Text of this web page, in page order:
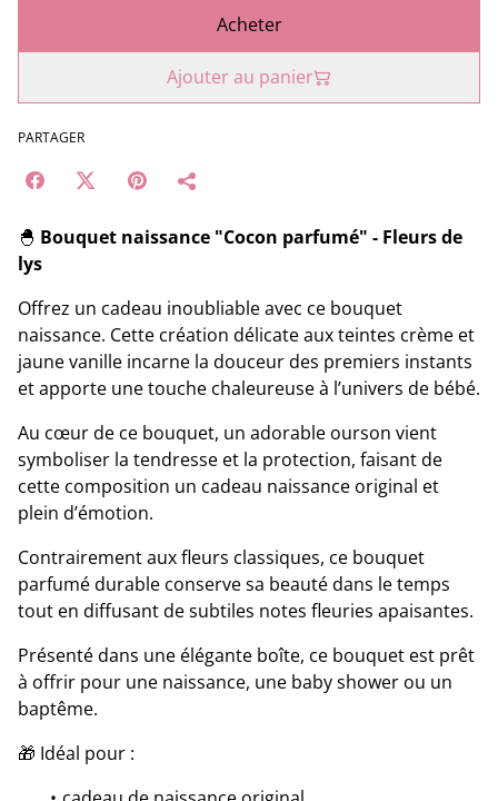
Acheter
Ajouter au panier
PARTAGER
🐣 Bouquet naissance "Cocon parfumé" - Fleurs de
lys
Offrez un cadeau inoubliable avec ce bouquet
naissance. Cette création délicate aux teintes crème et
jaune vanille incarne la douceur des premiers instants
et apporte une touche chaleureuse à l’univers de bébé.
Au cœur de ce bouquet, un adorable ourson vient
symboliser la tendresse et la protection, faisant de
cette composition un cadeau naissance original et
plein d’émotion.
Contrairement aux fleurs classiques, ce bouquet
parfumé durable conserve sa beauté dans le temps
tout en diffusant de subtiles notes fleuries apaisantes.
Présenté dans une élégante boîte, ce bouquet est prêt
à offrir pour une naissance, une baby shower ou un
baptême.
🎁 Idéal pour :